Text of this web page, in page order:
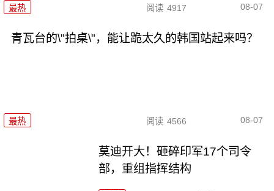
最热 阅读 4917 08-07
青瓦台的\"拍桌\"，能让跪太久的韩国站起来吗？
最热 阅读 4566 08-07
莫迪开大！砸碎印军17个司令
部，重组指挥结构